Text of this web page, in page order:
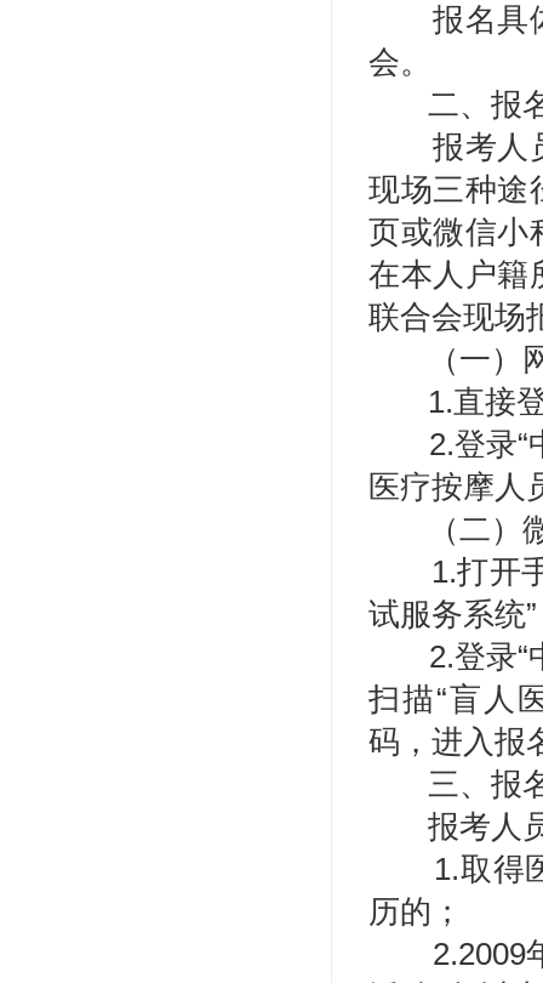
报名具
会。
二、报
报考人
现场三种途
页或微信小
在本人户籍
联合会现场
（一）
1.直接
2.登录
医疗按摩人
（二
1.打开
试服务系统
2.登录
扫描“盲人
码，进入报
三、报
报考人
1.取得
历的；
2.2009